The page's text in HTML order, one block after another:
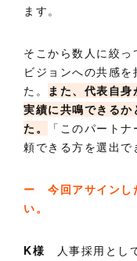
ます。
そこから数人に絞
ビジョンへの共感
た。
また、代表自
実績に共鳴できる
た。
「このパート
頼できる方を選出で
ー 今回アサインし
い。
K様 人事採用とし